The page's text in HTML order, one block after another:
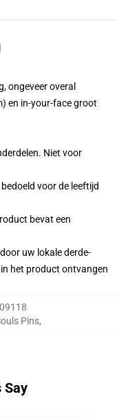
ongeveer overal
en in-your-face groot
Niet voor
bedoeld voor de leeftijd
bevat een
uw lokale derde-
het product ontvangen
Pins,
Say